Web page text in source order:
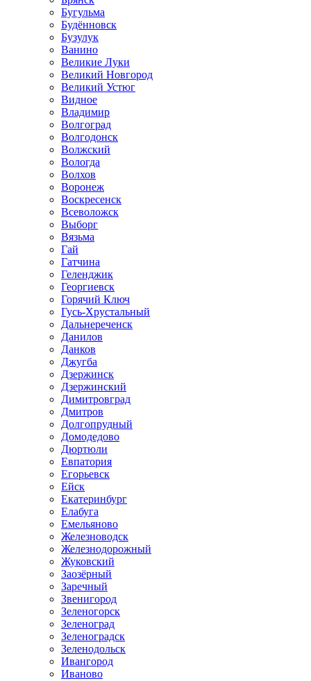
Бугульма
Будённовск
Бузулук
Ванино
Великие Луки
Великий Новгород
Великий Устюг
Видное
Владимир
Волгоград
Волгодонск
Волжский
Вологда
Волхов
Воронеж
Воскресенск
Всеволожск
Выборг
Вязьма
Гай
Гатчина
Геленджик
Георгиевск
Горячий Ключ
Гусь-Хрустальный
Дальнереченск
Данилов
Данков
Джугба
Дзержинск
Дзержинский
Димитровград
Дмитров
Долгопрудный
Домодедово
Дюртюли
Евпатория
Егорьевск
Ейск
Екатеринбург
Елабуга
Емельяново
Железноводск
Железнодорожный
Жуковский
Заозёрный
Заречный
Звенигород
Зеленогорск
Зеленоград
Зеленоградск
Зеленодольск
Ивангород
Иваново